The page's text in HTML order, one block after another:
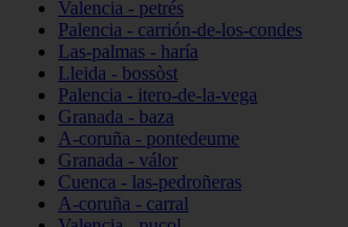
Valencia - petrés
Palencia - carrión-de-los-condes
Las-palmas - haría
Lleida - bossòst
Palencia - itero-de-la-vega
Granada - baza
A-coruña - pontedeume
Granada - válor
Cuenca - las-pedroñeras
A-coruña - carral